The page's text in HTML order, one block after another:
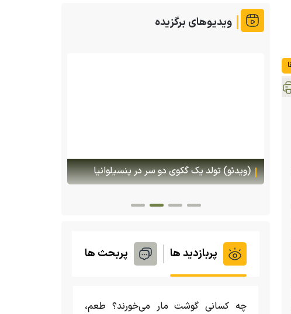
ویدیوهای برگزیده
هجوم یک بزمجه غول‌پیکر به یک سوپرمارکت در
تایلند
پربازدید ها پربحث ها
چه کسانی گوشت مار می‌خورند؟ طعم،